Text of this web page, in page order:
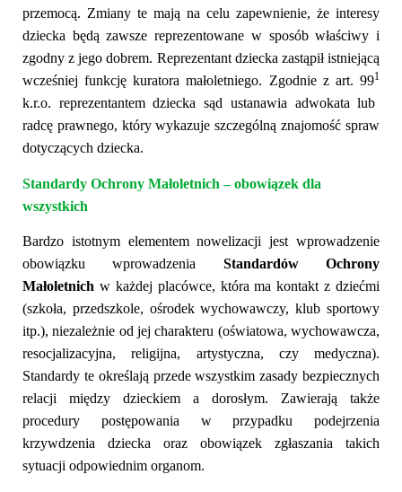
przemocą. Zmiany te mają na celu zapewnienie, że interesy
dziecka będą zawsze reprezentowane w sposób właściwy i
zgodny z jego dobrem. Reprezentant dziecka zastąpił istniejącą
wcześniej funkcję kuratora małoletniego. Zgodnie z art. 991
k.r.o. reprezentantem dziecka sąd ustanawia adwokata lub
radcę prawnego, który wykazuje szczególną znajomość spraw
dotyczących dziecka.
Standardy Ochrony Małoletnich – obowiązek dla
wszystkich
Bardzo istotnym elementem nowelizacji jest wprowadzenie
obowiązku wprowadzenia Standardów Ochrony
Małoletnich w każdej placówce, która ma kontakt z dziećmi
(szkoła, przedszkole, ośrodek wychowawczy, klub sportowy
itp.), niezależnie od jej charakteru (oświatowa, wychowawcza,
resocjalizacyjna, religijna, artystyczna, czy medyczna).
Standardy te określają przede wszystkim zasady bezpiecznych
relacji między dzieckiem a dorosłym. Zawierają także
procedury postępowania w przypadku podejrzenia
krzywdzenia dziecka oraz obowiązek zgłaszania takich
sytuacji odpowiednim organom.